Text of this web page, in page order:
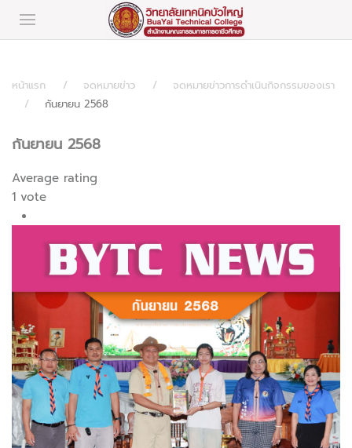
หน้าแรก จดหมายข่าว
จดหมายข่าวการดำเนินกิจกรรมของเรา
กันยายน 2568
กันยายน 2568
Average rating
1 vote
4
5